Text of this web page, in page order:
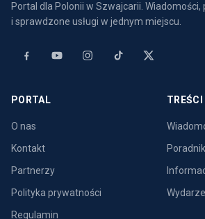
Portal dla Polonii w Szwajcarii.
i sprawdzone usługi w jednym miejscu.
PORTAL
O nas
Kontakt
Partnerzy
Polityka prywatności
Regulamin
TREŚCI